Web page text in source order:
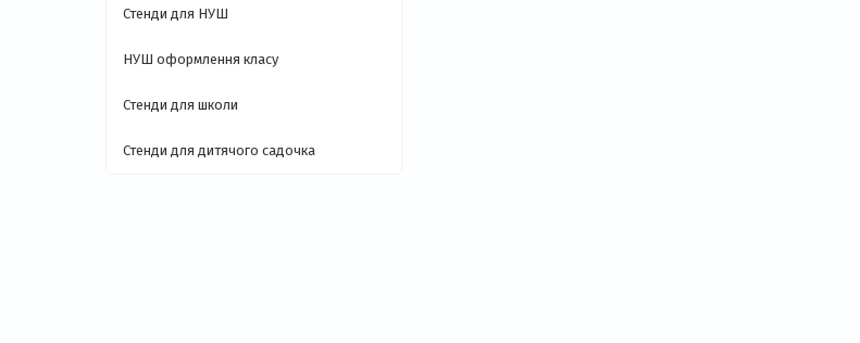
Стенди для НУШ
НУШ оформлення класу
Стенди для школи
Стенди для дитячого садочка